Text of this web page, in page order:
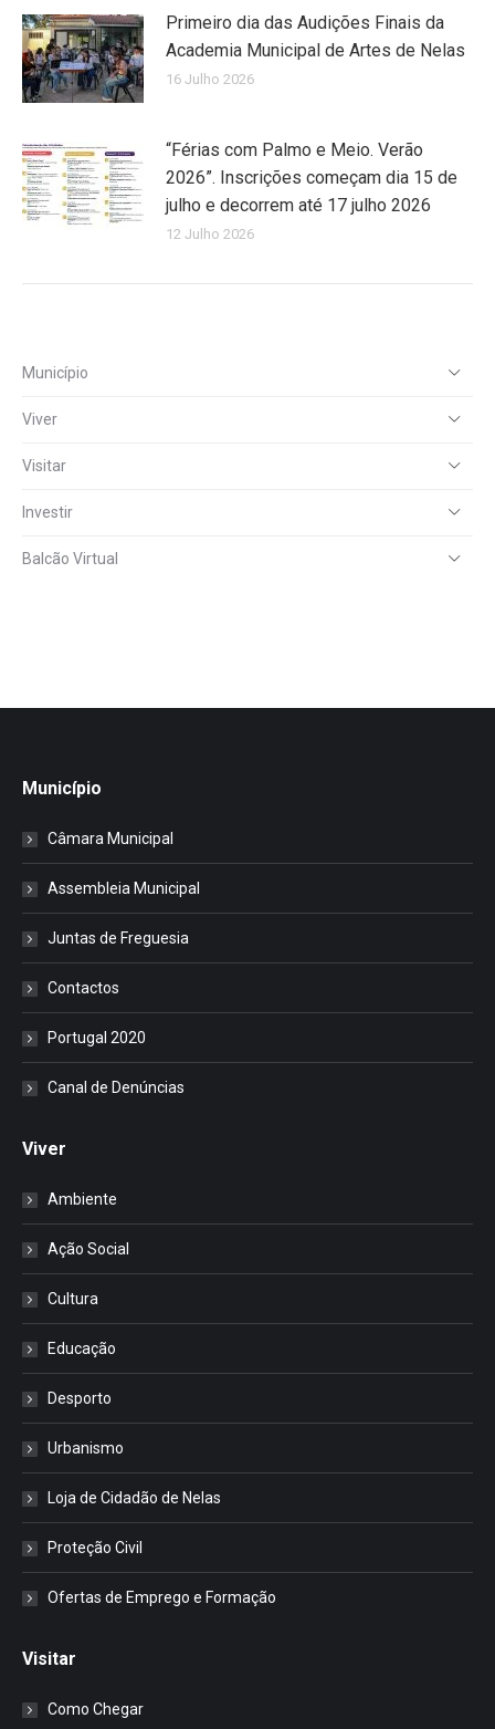
Primeiro dia das Audições Finais da
Academia Municipal de Artes de Nelas
16 Julho 2026
“Férias com Palmo e Meio. Verão
2026”. Inscrições começam dia 15 de
julho e decorrem até 17 julho 2026
12 Julho 2026
Município
Viver
Visitar
Investir
Balcão Virtual
Município
Câmara Municipal
Assembleia Municipal
Juntas de Freguesia
Contactos
Portugal 2020
Canal de Denúncias
Viver
Ambiente
Ação Social
Cultura
Educação
Desporto
Urbanismo
Loja de Cidadão de Nelas
Proteção Civil
Ofertas de Emprego e Formação
Visitar
Como Chegar